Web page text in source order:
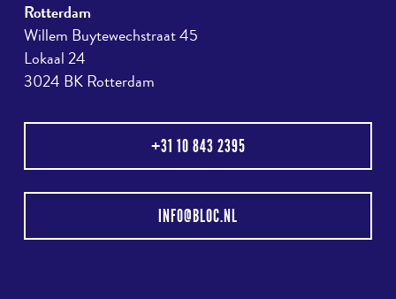
Rotterdam
Willem Buytewechstraat 45
Lokaal 24
3024 BK Rotterdam
+31 10 843 2395
INFO@BLOC.NL